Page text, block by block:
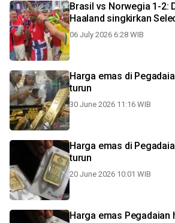
Brasil vs Norwegia 1-2:
Haaland singkirkan
06 July 2026 6:28 WIB
Harga emas di
turun
30 June 2026 11:16 WIB
Harga emas di
turun
20 June 2026 10:01 WIB
Harga emas Pegadaian